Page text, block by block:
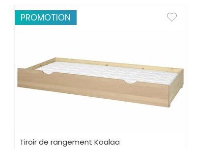
PROMOTION
Tiroir de rangement Koalaa